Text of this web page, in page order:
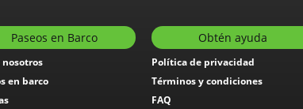
Paseos en Barco
nosotros
en barco
Obtén ayuda
Política de privacidad
Términos y condiciones
FAQ